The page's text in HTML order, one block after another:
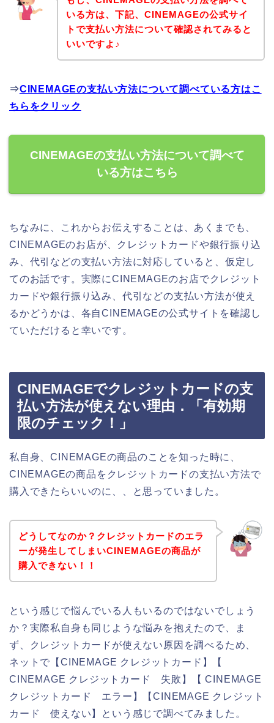
いる方は、下記、CINEMAGEの公式サイ
トで支払い方法について確認されてみると
いいですよ♪
⇒CINEMAGEの支払い方法について調べている方はこ
ちらをクリック
CINEMAGEの支払い方法について調べて
いる方はこちら
ちなみに、これからお伝えすることは、あくまでも、
CINEMAGEのお店が、クレジットカードや銀行振り込
み、代引などの支払い方法に対応していると、仮定し
てのお話です。実際にCINEMAGEのお店でクレジット
カードや銀行振り込み、代引などの支払い方法が使え
るかどうかは、各自CINEMAGEの公式サイトを確認し
ていただけると幸いです。
CINEMAGEでクレジットカードの支
払い方法が使えない理由．「有効期
限のチェック！」
私自身、CINEMAGEの商品のことを知った時に、
CINEMAGEの商品をクレジットカードの支払い方法で
購入できたらいいのに、、と思っていました。
どうしてなのか？クレジットカードのエラ
ーが発生してしまいCINEMAGEの商品が
購入できない！！
という感じで悩んでいる人もいるのではないでしょう
か？実際私自身も同じような悩みを抱えたので、ま
ず、クレジットカードが使えない原因を調べるため、
ネットで【CINEMAGE クレジットカード】【
CINEMAGE クレジットカード 失敗】【 CINEMAGE
クレジットカード エラー】【CINEMAGE クレジット
カード 使えない】という感じで調べてみました。